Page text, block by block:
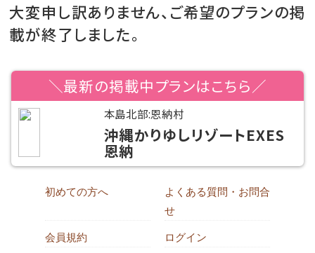
大変申し訳ありません、ご希望のプランの掲
載が終了しました。
＼最新の掲載中プランはこちら／
本島北部:恩納村
沖縄かりゆしリゾートEXES
恩納
初めての方へ
よくある質問・お問合
せ
会員規約 ログイン